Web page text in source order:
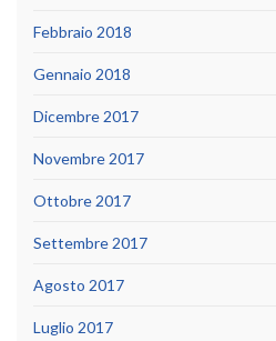
Febbraio 2018
Gennaio 2018
Dicembre 2017
Novembre 2017
Ottobre 2017
Settembre 2017
Agosto 2017
Luglio 2017